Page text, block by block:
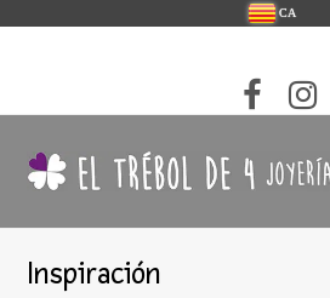
CA
Inspiración